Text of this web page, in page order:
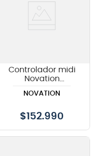
Controlador midi
Novation
MK4
NOVATION
$152.990